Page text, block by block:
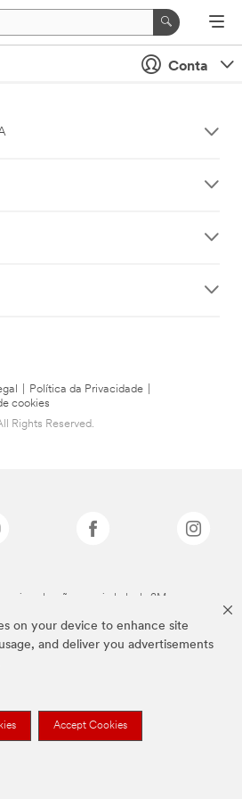
on your device to enhance site
and deliver you advertisements
Accept Cookies
Conta
Política da Privacidade
cookies
Rights Reserved.
são propriedade da 3M.